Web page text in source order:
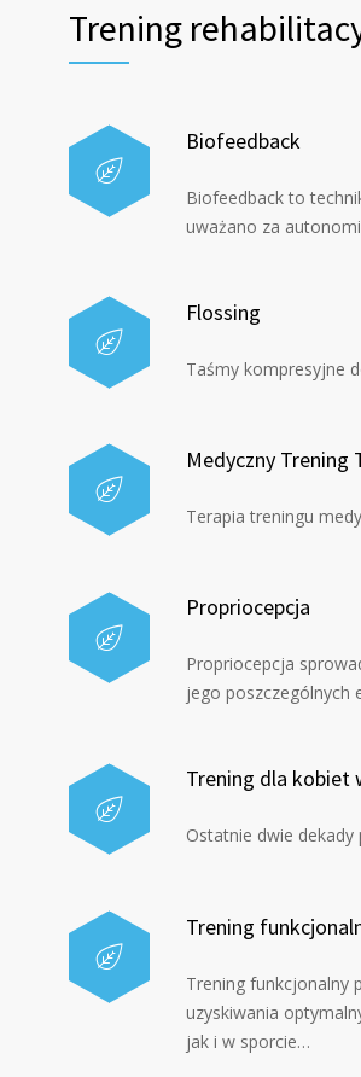
Trening
Biofeedback
Biofeedback to
uważano za
Flossing
Taśmy kompresyjne
Medyczny Trening
Terapia treningu
Propriocepcja
Propriocepcja
jego poszczególnych
Trening dla kobiet
Ostatnie dwie dekady
Trening
Trening funkcjonalny
uzyskiwania
jak i w sporcie…